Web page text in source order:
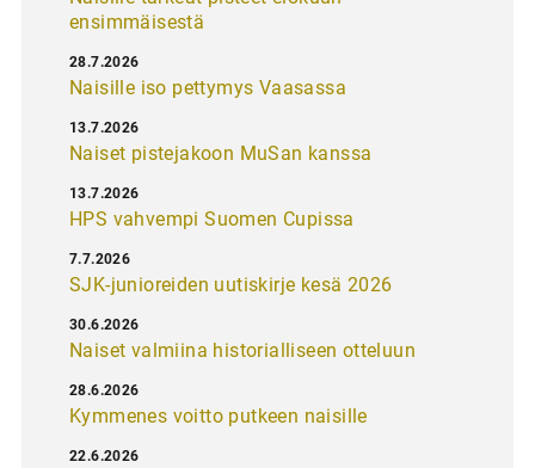
ensimmäisestä
Naisille iso pettymys Vaasassa
28.7.2026
Naiset pistejakoon MuSan kanssa
13.7.2026
HPS vahvempi Suomen Cupissa
13.7.2026
SJK-junioreiden uutiskirje kesä 2026
7.7.2026
Naiset valmiina historialliseen otteluun
30.6.2026
Kymmenes voitto putkeen naisille
28.6.2026
22.6.2026